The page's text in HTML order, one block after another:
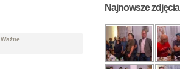
Ważne
Najnowsze zdjęcia